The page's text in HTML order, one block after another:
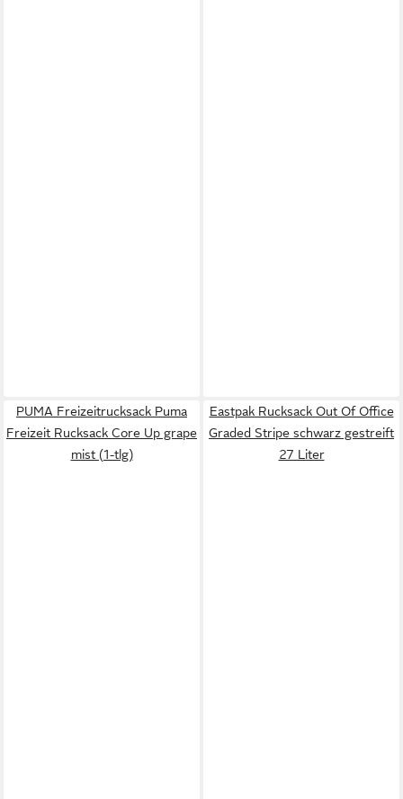
PUMA Freizeitrucksack Puma
Freizeit Rucksack Core Up grape
mist (1-tlg)
Eastpak Rucksack Out Of Office
Graded Stripe schwarz gestreift
27 Liter